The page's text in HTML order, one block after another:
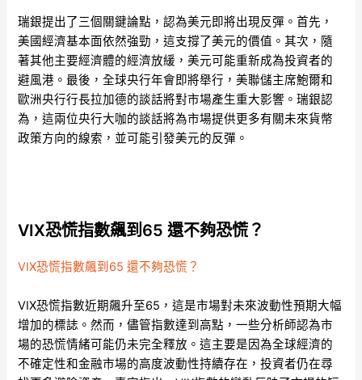
瑞銀提出了三個關鍵論點，認為美元即將出現反彈。首先，
美國經濟基本面依然強勁，這支撐了美元的價值。其次，隨
著其他主要經濟體的經濟放緩，美元可能重新成為投資者的
避風港。最後，全球央行年會即將舉行，美聯儲主席鮑爾和
歐洲央行行長拉加德的談話將對市場產生重大影響。瑞銀認
為，這兩位央行大咖的談話將為市場提供更多有關未來貨幣
政策方向的線索，並可能引發美元的反彈。
VIX恐慌指數飆到65 還不夠恐慌？
VIX恐慌指數飆到65 還不夠恐慌？
VIX恐慌指數近期飆升至65，這是市場對未來波動性預期大幅
增加的標誌。然而，儘管指數達到高點，一些分析師認為市
場的恐慌情緒可能仍未完全釋放。這主要是因為全球經濟的
不確定性和金融市場的高度波動性持續存在，投資者仍在尋